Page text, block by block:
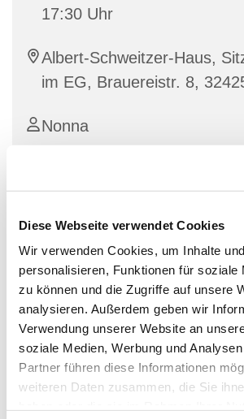
Diese Webseite verwendet Cookies
Wir verwenden Cookies, um Inhalte
personalisieren, Funktionen für soziale
zu können und die Zugriffe auf unsere
analysieren. Außerdem geben wir
Verwendung unserer Website an
soziale Medien, Werbung und
Partner führen diese Informationen
weiteren Daten zusammen, die Sie
17:30 Uhr
Albert-Schweitzer-Haus,
im EG, Brauereistr. 8,
Nonna